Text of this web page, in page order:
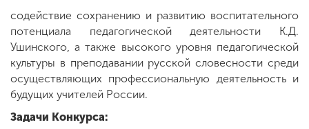
содействие сохранению и развитию воспитательного
потенциала педагогической деятельности К.Д.
Ушинского, а также высокого уровня педагогической
культуры в преподавании русской словесности среди
осуществляющих профессиональную деятельность и
будущих учителей России.
Задачи Конкурса: